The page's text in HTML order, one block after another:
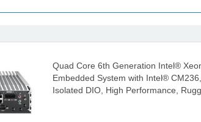
Quad Core 6th Generation Intel®
Embedded System with Intel®
Isolated DIO, High Performance,